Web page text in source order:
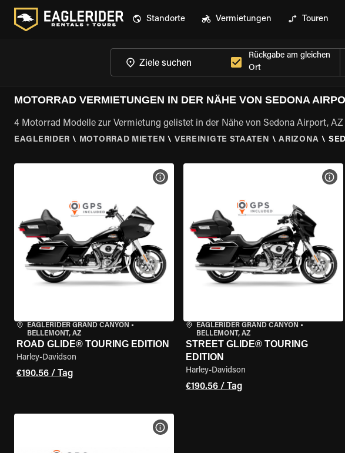
Standorte Vermietungen Touren
Rückgabe am gleichen
Ort
MOTORRAD VERMIETUNGEN IN DER NÄHE VON SEDONA
4 Motorrad Modelle zur Vermietung gelistet in der Nähe von Sedona Airport, AZ
EAGLERIDER \ MOTORRAD MIETEN \ VEREINIGTE STAATEN \ ARIZONA \
EAGLERIDER GRAND CANYON •
BELLEMONT, AZ
ROAD GLIDE® TOURING EDITION
Harley-Davidson
€190.56 / Tag
MOTORRAD-DETAILS ANZEIGEN
EAGLERIDER GRAND CANYON •
BELLEMONT, AZ
STREET GLIDE® TOURING
EDITION
Harley-Davidson
€190.56 / Tag
MOTORRAD-DETAILS ANZEIGEN